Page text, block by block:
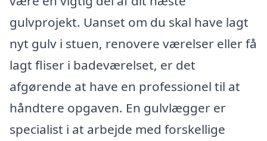
gulvprojekt. Uanset om du skal have lagt
nyt gulv i stuen, renovere værelser eller få
lagt fliser i badeværelset, er det
afgørende at have en professionel til at
håndtere opgaven. En gulvlægger er
specialist i at arbejde med forskellige